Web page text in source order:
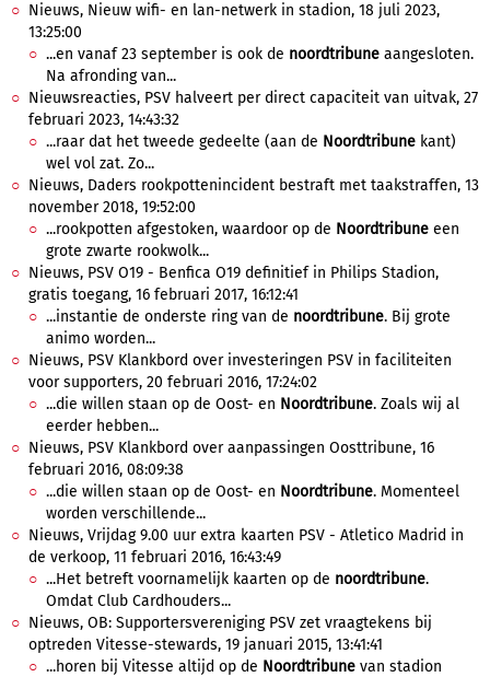
Nieuws, Nieuw wifi- en lan-netwerk in stadion, 18 juli 2023,
13:25:00
...en vanaf 23 september is ook de noordtribune aangesloten.
Na afronding van...
Nieuwsreacties, PSV halveert per direct capaciteit van uitvak, 27
februari 2023, 14:43:32
...raar dat het tweede gedeelte (aan de Noordtribune kant)
wel vol zat. Zo...
Nieuws, Daders rookpottenincident bestraft met taakstraffen, 13
november 2018, 19:52:00
...rookpotten afgestoken, waardoor op de Noordtribune een
grote zwarte rookwolk...
Nieuws, PSV O19 - Benfica O19 definitief in Philips Stadion,
gratis toegang, 16 februari 2017, 16:12:41
...instantie de onderste ring van de noordtribune. Bij grote
animo worden...
Nieuws, PSV Klankbord over investeringen PSV in faciliteiten
voor supporters, 20 februari 2016, 17:24:02
...die willen staan op de Oost- en Noordtribune. Zoals wij al
eerder hebben...
Nieuws, PSV Klankbord over aanpassingen Oosttribune, 16
februari 2016, 08:09:38
...die willen staan op de Oost- en Noordtribune. Momenteel
worden verschillende...
Nieuws, Vrijdag 9.00 uur extra kaarten PSV - Atletico Madrid in
de verkoop, 11 februari 2016, 16:43:49
...Het betreft voornamelijk kaarten op de noordtribune.
Omdat Club Cardhouders...
Nieuws, OB: Supportersvereniging PSV zet vraagtekens bij
optreden Vitesse-stewards, 19 januari 2015, 13:41:41
...horen bij Vitesse altijd op de Noordtribune van stadion